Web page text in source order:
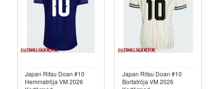
Japan Ritsu Doan #10
Hemmatröja VM 2026
Japan Ritsu Doan #10
Bortatröja VM 2026